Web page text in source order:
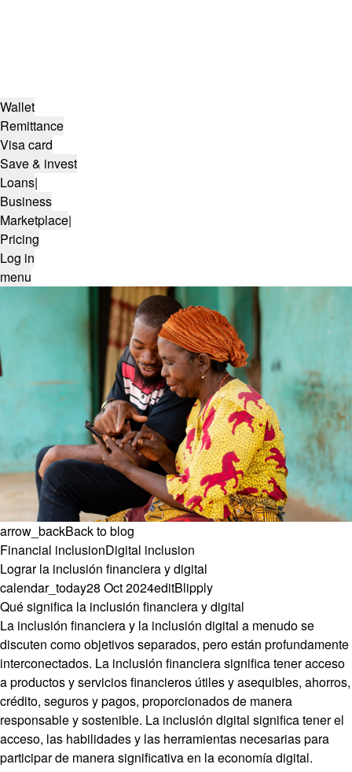
Wallet
Remittance
Visa card
Save & invest
Loans|
Business
Marketplace|
Pricing
Log in
menu
arrow_backBack to blog
Financial inclusionDigital inclusion
Lograr la inclusión financiera y digital
calendar_today28 Oct 2024editBlipply
Qué significa la inclusión financiera y digital
La inclusión financiera y la inclusión digital a menudo se
discuten como objetivos separados, pero están profundamente
interconectados. La inclusión financiera significa tener acceso
a productos y servicios financieros útiles y asequibles, ahorros,
crédito, seguros y pagos, proporcionados de manera
responsable y sostenible. La inclusión digital significa tener el
acceso, las habilidades y las herramientas necesarias para
participar de manera significativa en la economía digital.